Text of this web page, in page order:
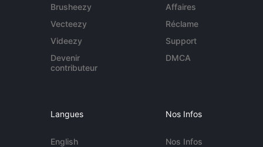
Brusheezy
Vecteezy
Videezy
Devenir
contributeur
Affaires
Réclame
Support
DMCA
Langues
English
Nos Infos
Nos Infos